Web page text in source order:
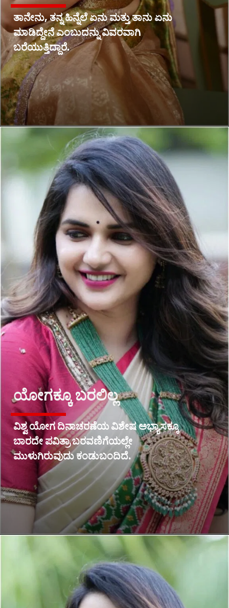
ತಾನೇನು, ತನ್ನ ಹಿನ್ನೆಲೆ ಏನು ಮತ್ತು ತಾನು ಏನು
ಮಾಡಿದ್ದೇನೆ ಎಂಬುದನ್ನು ವಿವರವಾಗಿ
ಬರೆಯುತ್ತಿದ್ದಾರೆ.
ಯೋಗಕ್ಕೂ ಬರಲಿಲ್ಲ
ವಿಶ್ವ ಯೋಗ ದಿನಾಚರಣೆಯ ವಿಶೇಷ ಅಭ್ಯಾಸಕ್ಕೂ
ಬಾರದೇ ಪವಿತ್ರಾ ಬರವಣಿಗೆಯಲ್ಲೇ
ಮುಳುಗಿರುವುದು ಕಂಡುಬಂದಿದೆ.